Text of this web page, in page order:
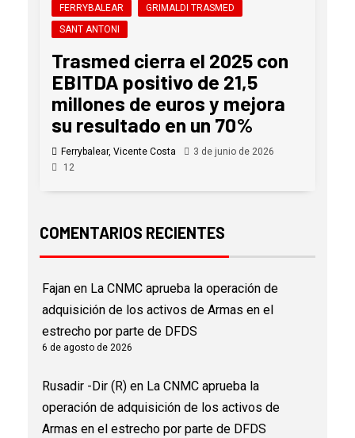
FERRYBALEAR
GRIMALDI TRASMED
SANT ANTONI
Trasmed cierra el 2025 con
EBITDA positivo de 21,5
millones de euros y mejora
su resultado en un 70%
Ferrybalear, Vicente Costa
3 de junio de 2026
12
COMENTARIOS RECIENTES
Fajan en La CNMC aprueba la operación de
adquisición de los activos de Armas en el
estrecho por parte de DFDS
6 de agosto de 2026
Rusadir -Dir (R) en La CNMC aprueba la
operación de adquisición de los activos de
Armas en el estrecho por parte de DFDS